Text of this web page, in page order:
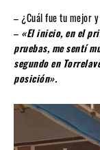
– ¿Cuál fue tu mejor
– «El inicio, en el
pruebas, me sentí
segundo en
posición».